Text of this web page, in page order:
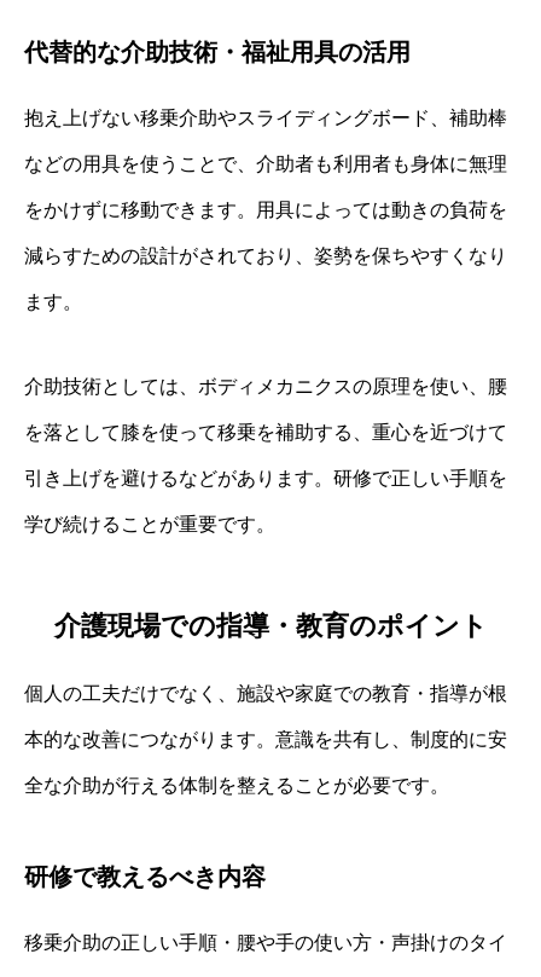
代替的な介助技術・福祉用具の活用
抱え上げない移乗介助やスライディングボード、補助棒
などの用具を使うことで、介助者も利用者も身体に無理
をかけずに移動できます。用具によっては動きの負荷を
減らすための設計がされており、姿勢を保ちやすくなり
ます。
介助技術としては、ボディメカニクスの原理を使い、腰
を落として膝を使って移乗を補助する、重心を近づけて
引き上げを避けるなどがあります。研修で正しい手順を
学び続けることが重要です。
介護現場での指導・教育のポイント
個人の工夫だけでなく、施設や家庭での教育・指導が根
本的な改善につながります。意識を共有し、制度的に安
全な介助が行える体制を整えることが必要です。
研修で教えるべき内容
移乗介助の正しい手順・腰や手の使い方・声掛けのタイ